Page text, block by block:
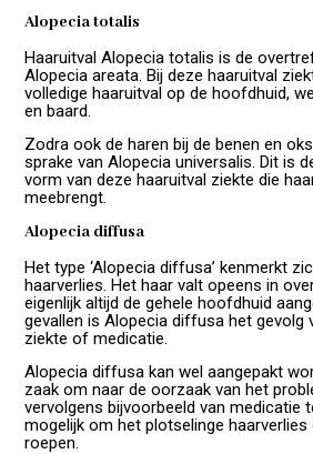
Alopecia totalis
Haaruitval Alopecia totalis is de
Alopecia areata. Bij deze haaruitval
volledige haaruitval op de hoofdhuid,
en baard.
Zodra ook de haren bij de benen en
sprake van Alopecia universalis. Dit is
vorm van deze haaruitval ziekte die
meebrengt.
Alopecia diffusa
Het type ‘Alopecia diffusa’ kenmerkt
haarverlies. Het haar valt opeens in
eigenlijk altijd de gehele hoofdhuid
gevallen is Alopecia diffusa het gevolg
ziekte of medicatie.
Alopecia diffusa kan wel aangepakt
zaak om naar de oorzaak van het
vervolgens bijvoorbeeld van medicatie
mogelijk om het plotselinge
roepen.